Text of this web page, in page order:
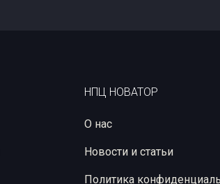
НПЦ НОВАТОР
О нас
Новости и статьи
Политика